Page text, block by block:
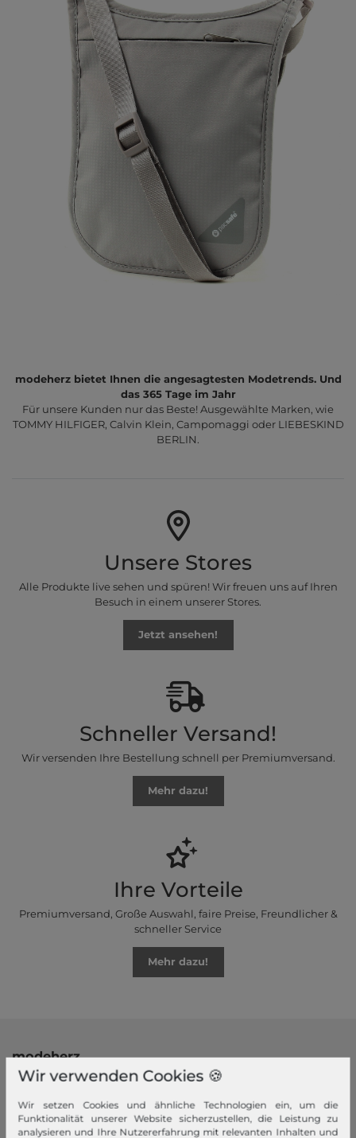
modeherz bietet Ihnen die angesagtesten Modetrends. Und
das 365 Tage im Jahr
Für unsere Kunden nur das Beste! Ausgewählte Marken, wie
TOMMY HILFIGER, Calvin Klein, Campomaggi oder LIEBESKIND
BERLIN.
Unsere Stores
Alle Produkte live sehen und spüren! Wir freuen uns auf Ihren
Besuch in einem unserer Stores.
Jetzt ansehen!
Schneller Versand!
Wir versenden Ihre Bestellung schnell per Premiumversand.
Mehr dazu!
Ihre Vorteile
Premiumversand, Große Auswahl, faire Preise, Freundlicher &
schneller Service
Mehr dazu!
modeherz
Impressum
AGB
Widerrufsrecht
Wir verwenden Cookies 🍪
Wir setzen Cookies und ähnliche Technologien ein, um die
Funktionalität unserer Website sicherzustellen, die Leistung zu
analysieren und Ihre Nutzererfahrung mit relevanten Inhalten und